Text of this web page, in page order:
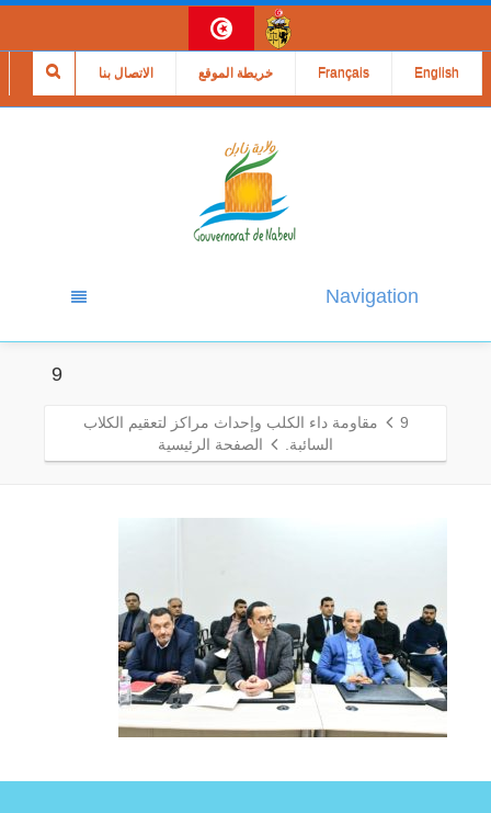
الاتصال بنا خريطة الموقع Français English
Navigation
9
9
مقاومة داء الكلب وإحداث مراكز لتعقيم الكلاب
السائبة.
الصفحة الرئيسية